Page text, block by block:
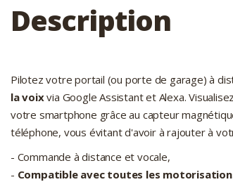
Description
Pilotez votre portail (ou porte de garage) à
la voixvia Google Assistant et Alexa.
votre smartphone grâce au capteur
téléphone, vous évitant d'avoir à rajouter à
- Commande à distance et vocale,
- Compatible avec toutes les